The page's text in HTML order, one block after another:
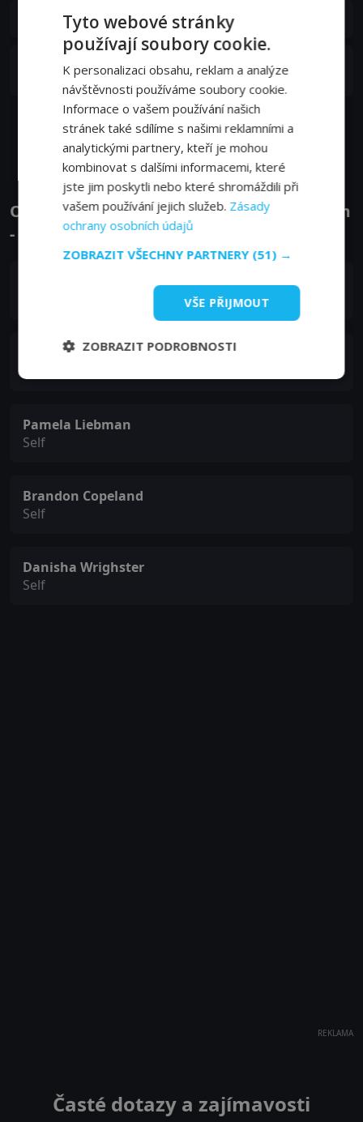
3. epizoda:Jsme investoři, ne zelenáči
2. epizoda:
Mám ráda lidi, kterým jde
o obchod
02. 09. 2022
Zobrazit další epizody
Obsazení filmu nebo pořadu Kup můj dům
- Herci a tvůrci
Glenn Kelman
Pamela Liebman
Self
Brandon Copeland
Self
Danisha Wrighster
Self
REKLAMA
Časté dotazy a zajímavosti
Tyto webové stránky
používají soubory cookie.
K personalizaci obsahu, reklam a analýze
návštěvnosti používáme soubory cookie.
Informace o vašem používání našich
stránek také sdílíme s našimi reklamními a
analytickými partnery, kteří je mohou
kombinovat s dalšími informacemi, které
jste jim poskytli nebo které shromáždili při
vašem používání jejich služeb. Zásady
ochrany osobních údajů
ZOBRAZIT VŠECHNY PARTNERY (51) →
VŠE PŘIJMOUT
ZOBRAZIT PODROBNOSTI